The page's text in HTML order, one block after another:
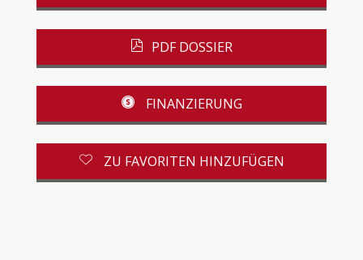
PDF DOSSIER
FINANZIERUNG
ZU FAVORITEN HINZUFÜGEN